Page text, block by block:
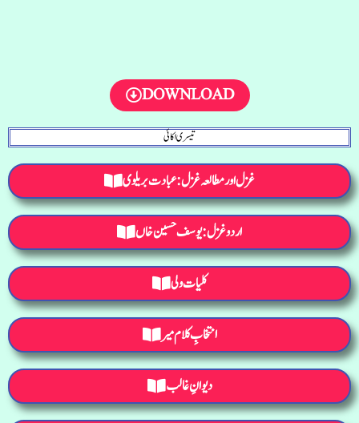
DOWNLOAD
تیسری اکائی
غزل اور مطالعہ غزل: عبادت بریلوی
اردو غزل : یوسف حسین خاں
کلیات ولی
انتخابِ کلام میر
دیوانِ غالب